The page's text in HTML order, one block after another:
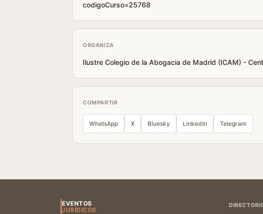
codigoCurso=25768
ORGANIZA
Ilustre Colegio de la Abogacia de Madrid (ICAM) -
COMPARTIR
WhatsApp X Bluesky LinkedIn Telegram
EVENTOS
JURÍDICOS